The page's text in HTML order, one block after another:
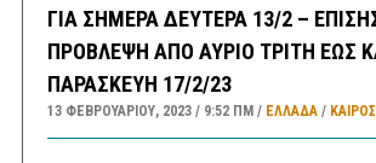
ΓΙΑ ΣΗΜΕΡΑ ΔΕΥΤΕΡΑ 13/2 –
ΠΡΟΒΛΕΨΗ ΑΠΟ ΑΥΡΙΟ ΤΡΙΤΗ ΕΩΣ
ΠΑΡΑΣΚΕΥΗ 17/2/23
13 ΦΕΒΡΟΥΑΡΊΟΥ, 2023 9:52 ΠΜ ΕΛΛΑΔA/ ΚΑΙΡΌΣ